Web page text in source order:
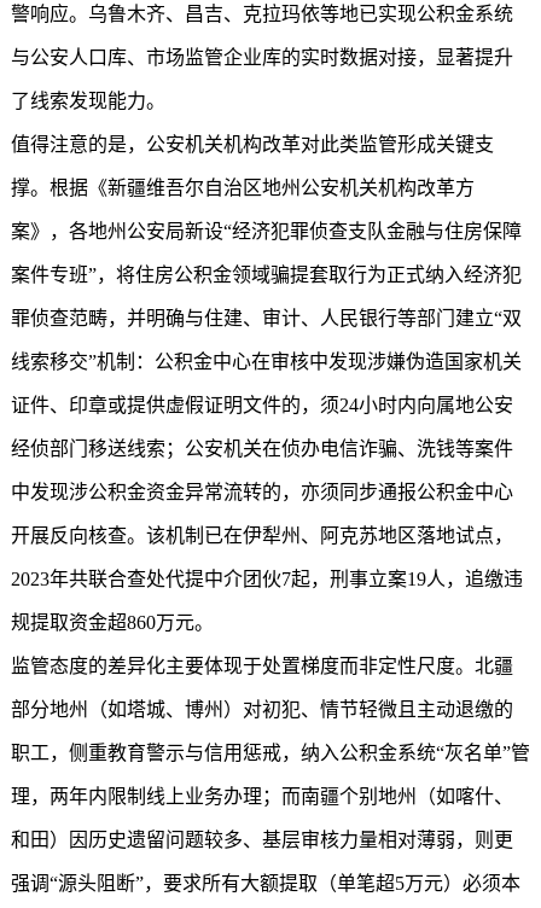
警响应。乌鲁木齐、昌吉、克拉玛依等地已实现公积金系统
与公安人口库、市场监管企业库的实时数据对接，显著提升
了线索发现能力。
值得注意的是，公安机关机构改革对此类监管形成关键支
撑。根据《新疆维吾尔自治区地州公安机关机构改革方
案》，各地州公安局新设“经济犯罪侦查支队金融与住房保障
案件专班”，将住房公积金领域骗提套取行为正式纳入经济犯
罪侦查范畴，并明确与住建、审计、人民银行等部门建立“双
线索移交”机制：公积金中心在审核中发现涉嫌伪造国家机关
证件、印章或提供虚假证明文件的，须24小时内向属地公安
经侦部门移送线索；公安机关在侦办电信诈骗、洗钱等案件
中发现涉公积金资金异常流转的，亦须同步通报公积金中心
开展反向核查。该机制已在伊犁州、阿克苏地区落地试点，
2023年共联合查处代提中介团伙7起，刑事立案19人，追缴违
规提取资金超860万元。
监管态度的差异化主要体现于处置梯度而非定性尺度。北疆
部分地州（如塔城、博州）对初犯、情节轻微且主动退缴的
职工，侧重教育警示与信用惩戒，纳入公积金系统“灰名单”管
理，两年内限制线上业务办理；而南疆个别地州（如喀什、
和田）因历史遗留问题较多、基层审核力量相对薄弱，则更
强调“源头阻断”，要求所有大额提取（单笔超5万元）必须本